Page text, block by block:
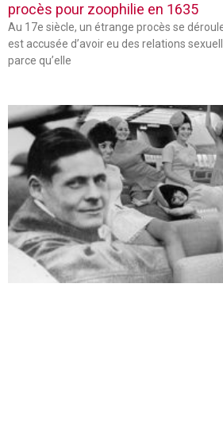
procès pour zoophilie en 1635
Au 17e siècle, un étrange procès se
est accusée d’avoir eu des relations
parce qu’elle